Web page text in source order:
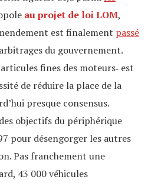
au projet de loi LOM,
est finalement passé
du gouvernement.
fines des moteurs‐ est
de réduire la place de la
presque consensus.
objectifs du périphérique
pour désengorger les autres
Pas franchement une
43 000 véhicules